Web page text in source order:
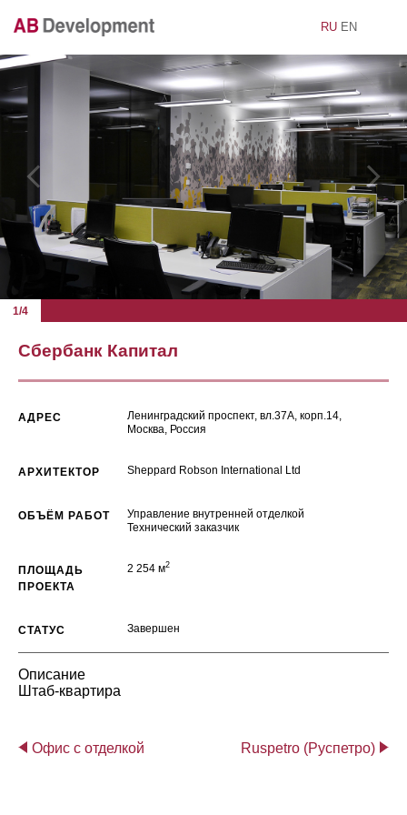
RU EN
Сбербанк Капитал
1/4
АДРЕС
Ленинградский проспект, вл.37A, корп.14,
Москва, Россия
АРХИТЕКТОР Sheppard Robson International Ltd
ОБЪЁМ РАБОТ
Управление внутренней отделкой
Технический заказчик
ПЛОЩАДЬ
ПРОЕКТА
2 254 м2
СТАТУС Завершен
Описание
Штаб-квартира
Офис с отделкой Ruspetro (Руспетро)